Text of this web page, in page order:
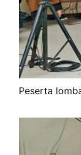
Peserta